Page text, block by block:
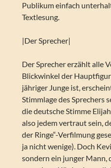
Publikum einfach
Textlesung.
|Der Sprecher|
Der Sprecher erzählt alle
Blickwinkel der
jähriger Junge ist,
Stimmlage des Sprechers
die deutsche Stimme
also jedem vertraut sein,
der Ringe“-Verfilmung
ja nicht wenige). Doch
sondern ein junger Mann,